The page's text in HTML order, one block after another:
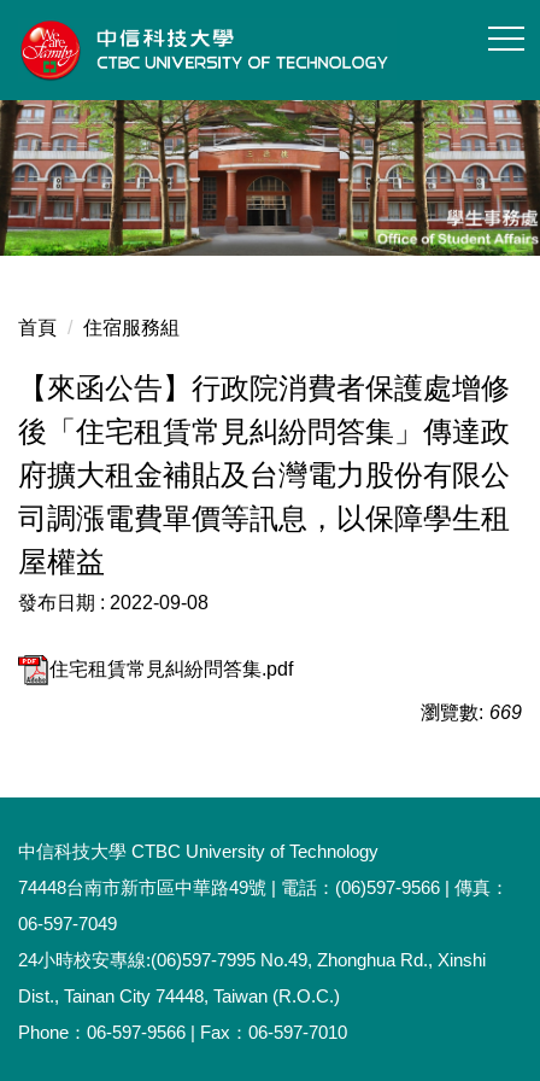
到
主
要
內
容
區
首頁 住宿服務組
【來函公告】行政院消費者保護處增修
後「住宅租賃常見糾紛問答集」傳達政
府擴大租金補貼及台灣電力股份有限公
司調漲電費單價等訊息，以保障學生租
屋權益
發布日期 : 2022-09-08
住宅租賃常見糾紛問答集.pdf
瀏覽數: 669
中信科技大學 CTBC University of Technology
74448台南市新市區中華路49號 | 電話：(06)597-9566 | 傳真：
06-597-7049
24小時校安專線:(06)597-7995 No.49, Zhonghua Rd., Xinshi
Dist., Tainan City 74448, Taiwan (R.O.C.)
Phone：06-597-9566 | Fax：06-597-7010